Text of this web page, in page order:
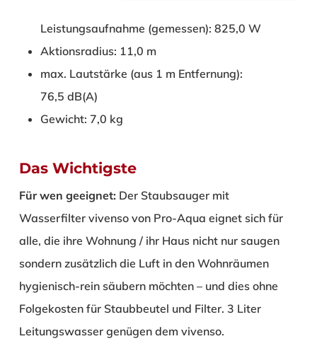
Leistungsaufnahme (gemessen): 825,0 W
Aktionsradius: 11,0 m
max. Lautstärke (aus 1 m Entfernung):
76,5 dB(A)
Gewicht: 7,0 kg
Das Wichtigste
Für wen geeignet:Der Staubsauger mit
Wasserfilter vivenso von Pro-Aqua eignet sich für
alle, die ihre Wohnung / ihr Haus nicht nur saugen
sondern zusätzlich die Luft in den Wohnräumen
hygienisch-rein säubern möchten – und dies ohne
Folgekosten für Staubbeutel und Filter. 3 Liter
Leitungswasser genügen dem vivenso.